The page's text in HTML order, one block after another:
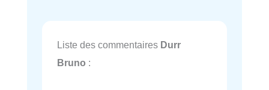
Liste des commentaires Durr
Bruno :